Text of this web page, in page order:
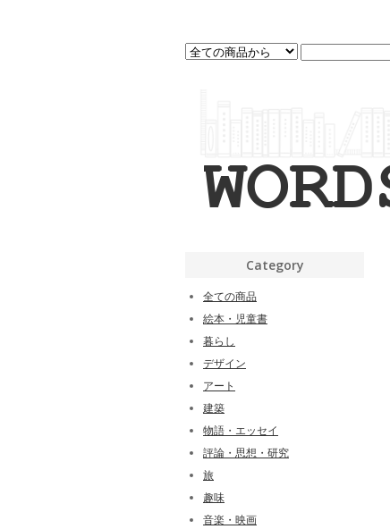
Category
全ての商品
絵本・児童書
暮らし
デザイン
アート
建築
物語・エッセイ
評論・思想・研究
旅
趣味
音楽・映画